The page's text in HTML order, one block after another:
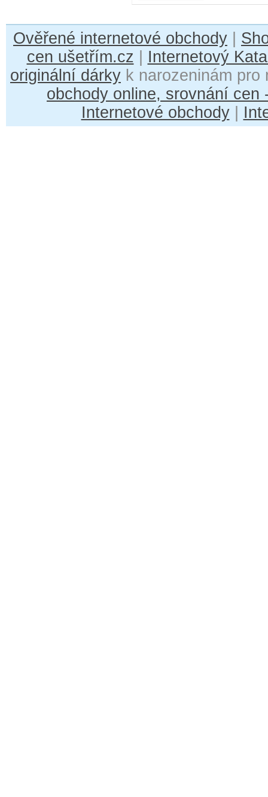
Ověřené internetové obchody
cen ušetřím.cz
Internetový
originální dárky k narozeninám
obchody online, srovnání cen
Internetové obchody|